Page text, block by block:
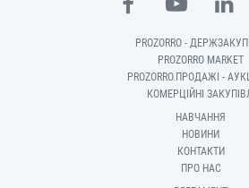
PROZORRO -
PROZORRO MARKET
PROZORRO.ПРОДАЖІ -
КОМЕРЦІЙНІ
НАВЧАННЯ
НОВИНИ
КОНТАКТИ
ПРО НАС